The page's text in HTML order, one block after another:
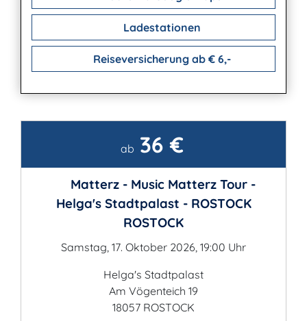
Ladestationen
Reiseversicherung ab € 6,-
ab 36 €
Matterz - Music Matterz Tour -
Helga's Stadtpalast - ROSTOCK
ROSTOCK
Samstag, 17. Oktober 2026, 19:00 Uhr
Helga's Stadtpalast
Am Vögenteich 19
18057 ROSTOCK